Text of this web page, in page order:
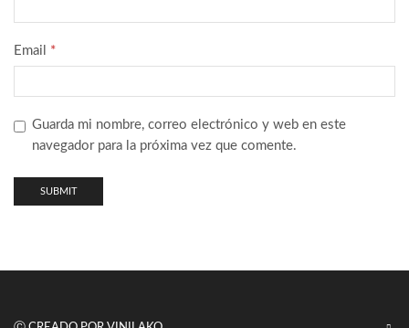
Email *
Guarda mi nombre, correo electrónico y web en este
navegador para la próxima vez que comente.